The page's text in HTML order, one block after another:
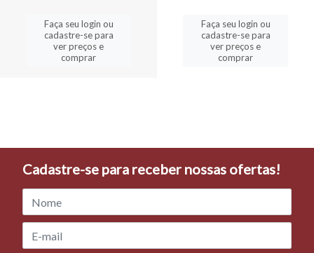
Faça seu login ou
cadastre-se para
ver preços e
comprar
Faça seu login ou
cadastre-se para
ver preços e
comprar
Cadastre-se para receber nossas ofertas!